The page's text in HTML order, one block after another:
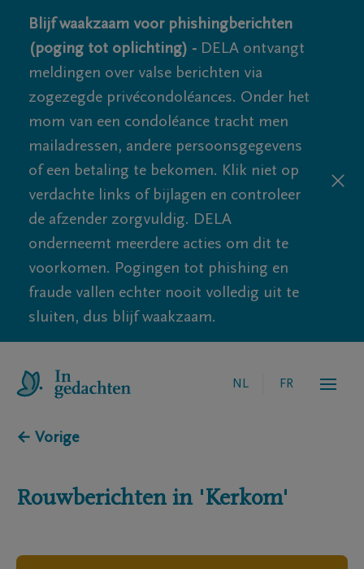
Blijf waakzaam voor phishingberichten
(poging tot oplichting) - DELA ontvangt
meldingen over valse berichten via
zogezegde privécondoléances. Onder het
mom van een condoléance tracht men
mailadressen, andere persoonsgegevens
of een betaling te bekomen. Klik niet op
verdachte links of bijlagen en controleer
de afzender zorgvuldig. DELA
onderneemt meerdere acties om dit te
voorkomen. Pogingen tot phishing en
fraude vallen echter nooit volledig uit te
sluiten, dus blijf waakzaam.
NL FR
← Vorige
Rouwberichten in 'Kerkom'